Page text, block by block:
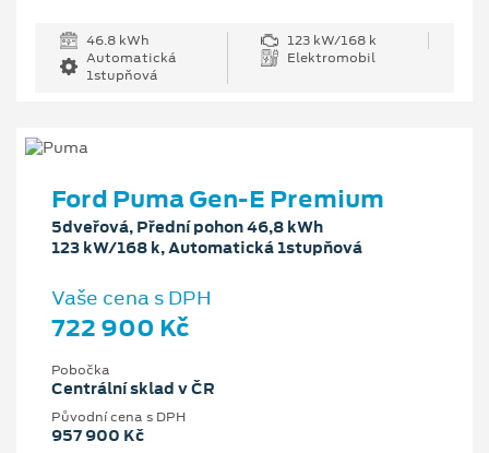
46.8 kWh
123 kW/168 k
Automatická
1stupňová
Elektromobil
Ford Puma Gen-E Premium
5dveřová, Přední pohon 46,8 kWh
123 kW/168 k, Automatická 1stupňová
Vaše cena s DPH
722 900 Kč
Pobočka
Centrální sklad v ČR
Původní cena s DPH
957 900 Kč